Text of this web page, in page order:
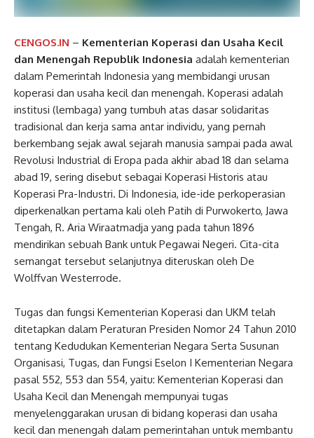
CENGOS.IN – Kementerian Koperasi dan Usaha Kecil
dan Menengah Republik Indonesia adalah kementerian
dalam Pemerintah Indonesia yang membidangi urusan
koperasi dan usaha kecil dan menengah. Koperasi adalah
institusi (lembaga) yang tumbuh atas dasar solidaritas
tradisional dan kerja sama antar individu, yang pernah
berkembang sejak awal sejarah manusia sampai pada awal
Revolusi Industrial di Eropa pada akhir abad 18 dan selama
abad 19, sering disebut sebagai Koperasi Historis atau
Koperasi Pra-Industri. Di Indonesia, ide-ide perkoperasian
diperkenalkan pertama kali oleh Patih di Purwokerto, Jawa
Tengah, R. Aria Wiraatmadja yang pada tahun 1896
mendirikan sebuah Bank untuk Pegawai Negeri. Cita-cita
semangat tersebut selanjutnya diteruskan oleh De
Wolffvan Westerrode.
Tugas dan fungsi Kementerian Koperasi dan UKM telah
ditetapkan dalam Peraturan Presiden Nomor 24 Tahun 2010
tentang Kedudukan Kementerian Negara Serta Susunan
Organisasi, Tugas, dan Fungsi Eselon I Kementerian Negara
pasal 552, 553 dan 554, yaitu: Kementerian Koperasi dan
Usaha Kecil dan Menengah mempunyai tugas
menyelenggarakan urusan di bidang koperasi dan usaha
kecil dan menengah dalam pemerintahan untuk membantu